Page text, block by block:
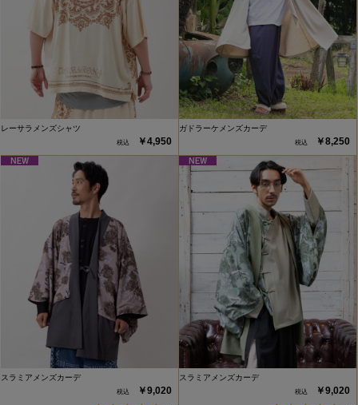
レーサラメンズシャツ
￥4,950
ガドラーケメンズカーデ
￥8,250
スラミアメンズカーデ
￥9,020
スラミアメンズカーデ
￥9,020